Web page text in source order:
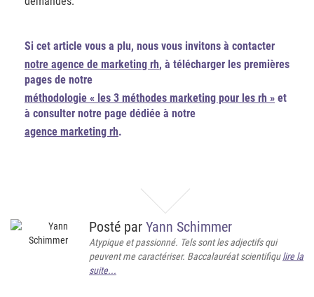
Si cet article vous a plu, nous vous invitons à contacter
notre agence de marketing rh, à télécharger les premières
pages de notre
méthodologie « les 3 méthodes marketing pour les rh » et
à consulter notre page dédiée à notre
agence marketing rh.
Posté par Yann Schimmer
Atypique et passionné. Tels sont les adjectifs qui
peuvent me caractériser. Baccalauréat scientifiqulire la
suite...